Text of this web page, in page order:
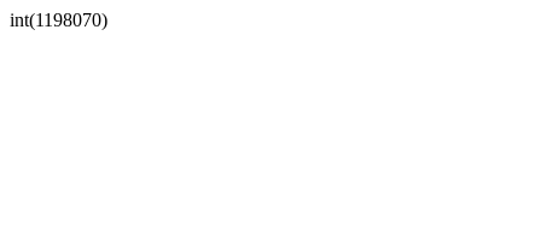
int(1198070)